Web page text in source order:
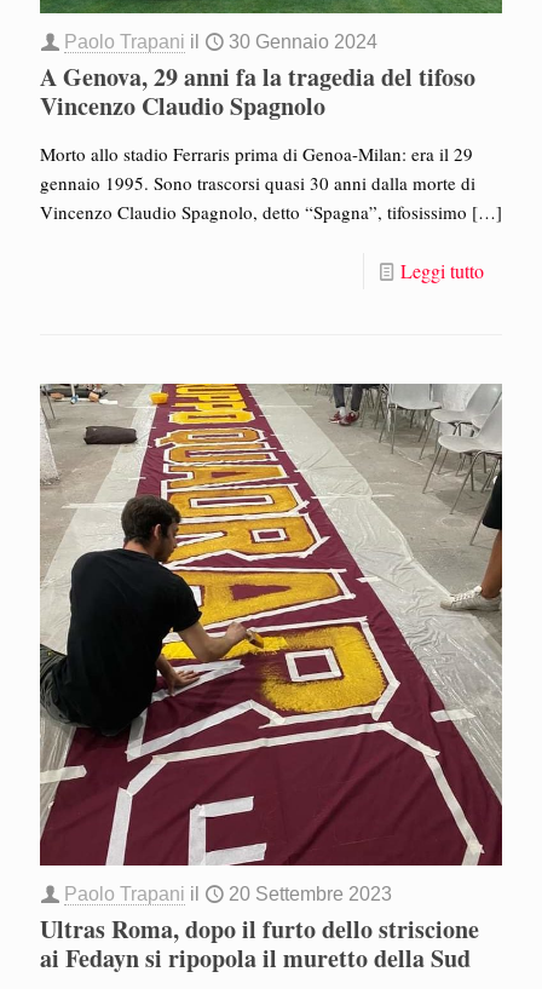
Paolo Trapani il 30 Gennaio 2024
A Genova, 29 anni fa la tragedia del tifoso
Vincenzo Claudio Spagnolo
Morto allo stadio Ferraris prima di Genoa-Milan: era il 29
gennaio 1995. Sono trascorsi quasi 30 anni dalla morte di
Vincenzo Claudio Spagnolo, detto “Spagna”, tifosissimo […]
Leggi tutto
Paolo Trapani il 20 Settembre 2023
Ultras Roma, dopo il furto dello striscione
ai Fedayn si ripopola il muretto della Sud